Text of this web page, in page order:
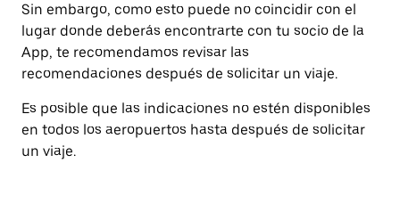
Sin embargo, como esto puede no coincidir con el
lugar donde deberás encontrarte con tu socio de la
App, te recomendamos revisar las
recomendaciones después de solicitar un viaje.
Es posible que las indicaciones no estén disponibles
en todos los aeropuertos hasta después de solicitar
un viaje.